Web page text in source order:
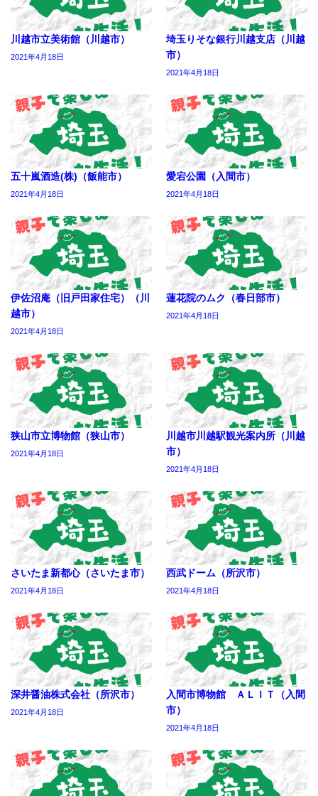
川越市立美術館（川越市）
2021年4月18日
埼玉りそな銀行川越支店（川越
市）
2021年4月18日
五十嵐酒造(株)（飯能市）
2021年4月18日
愛宕公園（入間市）
2021年4月18日
伊佐沼庵（旧戸田家住宅）（川
越市）
2021年4月18日
蓮花院のムク（春日部市）
2021年4月18日
狭山市立博物館（狭山市）
2021年4月18日
川越市川越駅観光案内所（川越
市）
2021年4月18日
さいたま新都心（さいたま市）
2021年4月18日
西武ドーム（所沢市）
2021年4月18日
深井醤油株式会社（所沢市）
2021年4月18日
入間市博物館 ＡＬＩＴ（入間
市）
2021年4月18日